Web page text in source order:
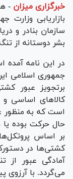
خبرگزاری میزان -
بازاریابی وزارت
سازمان بنادر و
بشر دوستانه از
در این نامه
جمهوری اسلامی
برتجویز عبور
کالا‌های اساسی و
است که به منظور
حال حرکت بوده یا
بر اساس
کشتی‌ها در
آمادگی عبور از
می‌گردد. با آرزوی